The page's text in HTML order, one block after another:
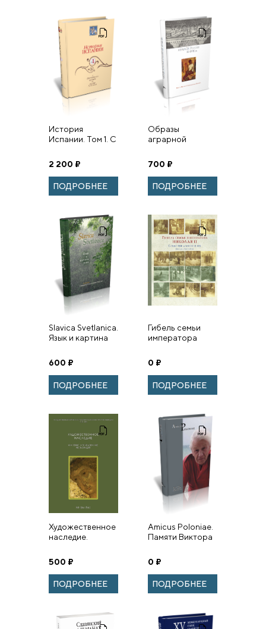
История
Испании. Том 1. С
времен до конца
XVII века.
2 200 ₽
ПОДРОБНЕЕ
Образы
аграрной
вв. Памяти
Натальи
Александровны
Горской
700 ₽
ПОДРОБНЕЕ
Slavica Svetlanica.
Язык и картина
Светланы
Михайловны
Толстой.
600 ₽
ПОДРОБНЕЕ
Гибель семьи
императора
Следствие
длиною в век.
0 ₽
ПОДРОБНЕЕ
Художественное
наследие.
Исследование.
Реставрация. №
26
500 ₽
ПОДРОБНЕЕ
Amicus Poloniae.
Памяти Виктора
0 ₽
ПОДРОБНЕЕ